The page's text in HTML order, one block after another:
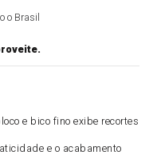
o Brasil
e bico fino exibe recortes
e o acabamento